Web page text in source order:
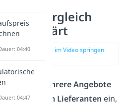
erklärt
zur Stelle im Video springen
holst du
mehrere Angebote
Lieferanten ein,
04:40
04:47